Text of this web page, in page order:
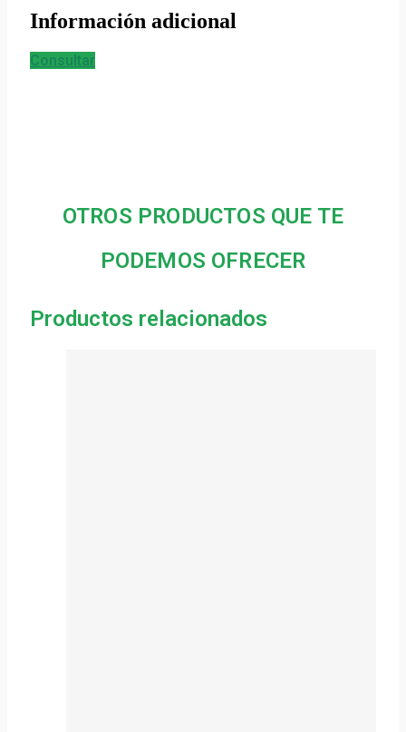
Información adicional
Consultar
OTROS PRODUCTOS QUE TE
PODEMOS OFRECER
Productos relacionados